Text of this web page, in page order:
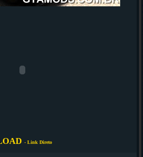
- Link Direto